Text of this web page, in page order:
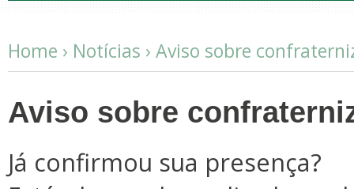
Home › Notícias › Aviso sobre
Aviso sobre
Já confirmou sua presença?